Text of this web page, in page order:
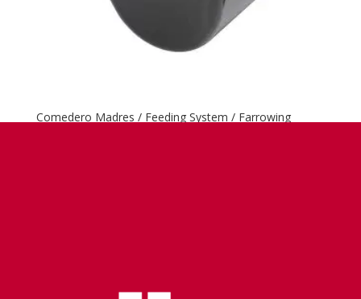
Comedero Madres / Feeding System / Farrowing